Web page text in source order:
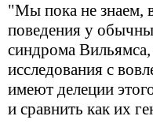
"Мы пока не знаем,
поведения у
синдрома
исследования с
имеют делеции
и сравнить как их